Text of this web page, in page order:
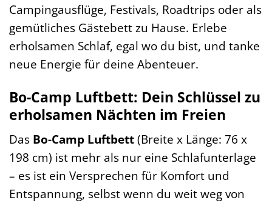
Campingausflüge, Festivals, Roadtrips oder als
gemütliches Gästebett zu Hause. Erlebe
erholsamen Schlaf, egal wo du bist, und tanke
neue Energie für deine Abenteuer.
Bo-Camp Luftbett: Dein Schlüssel zu
erholsamen Nächten im Freien
Das Bo-Camp Luftbett(Breite x Länge: 76 x
198 cm) ist mehr als nur eine Schlafunterlage
– es ist ein Versprechen für Komfort und
Entspannung, selbst wenn du weit weg von